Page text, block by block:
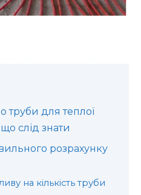
труби для теплої
слід знати
розрахунку
на кількість труби